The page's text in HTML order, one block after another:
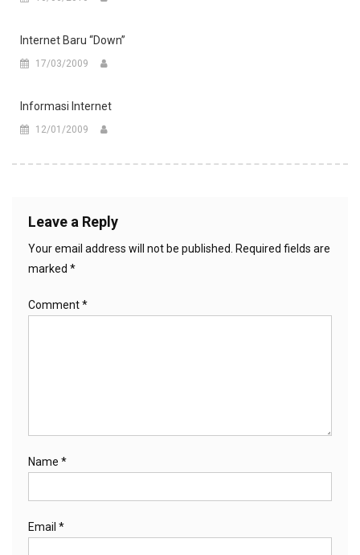
Internet Baru “down”
17/03/2009
Informasi Internet
12/01/2009
Leave a Reply
Your email address will not be published.
Required fields are
marked *
Comment*
Name *
Email *